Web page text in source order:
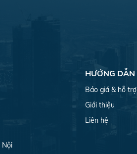
Nội
HƯỚNG DẪN
Báo giá & hỗ trợ
Giới thiệu
Liên hệ